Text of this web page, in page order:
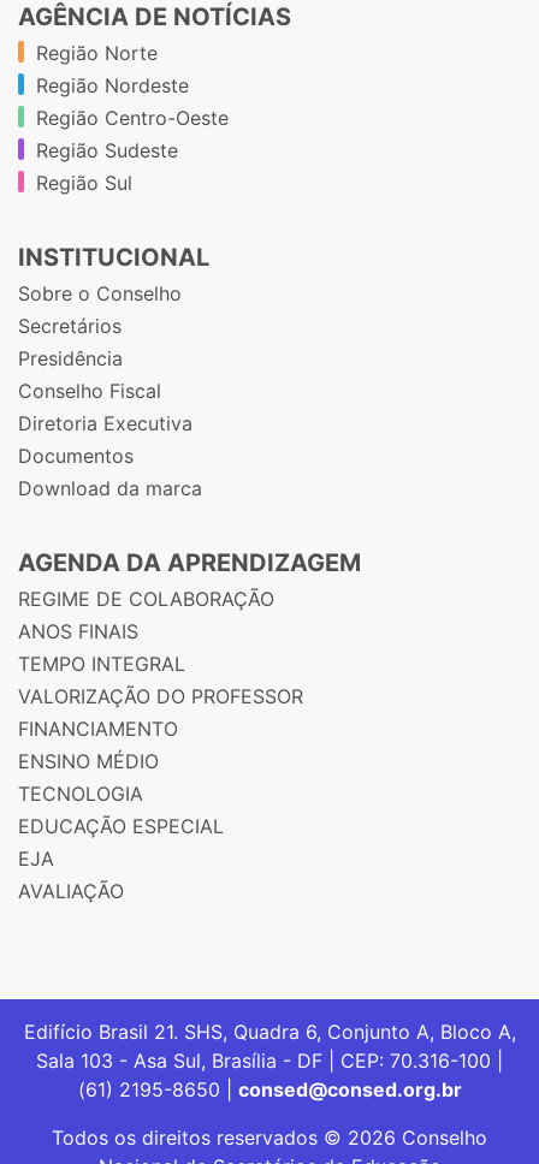
AGÊNCIA DE NOTÍCIAS
Região Norte
Região Nordeste
Região Centro-Oeste
Região Sudeste
Região Sul
INSTITUCIONAL
Sobre o Conselho
Secretários
Presidência
Conselho Fiscal
Diretoria Executiva
Documentos
Download da marca
AGENDA DA APRENDIZAGEM
REGIME DE COLABORAÇÃO
ANOS FINAIS
TEMPO INTEGRAL
VALORIZAÇÃO DO PROFESSOR
FINANCIAMENTO
ENSINO MÉDIO
TECNOLOGIA
EDUCAÇÃO ESPECIAL
EJA
AVALIAÇÃO
Edifício Brasil 21. SHS, Quadra 6, Conjunto A, Bloco A,
Sala 103 - Asa Sul, Brasília - DF | CEP: 70.316-100 |
(61) 2195-8650 | consed@consed.org.br
Todos os direitos reservados © 2026 Conselho